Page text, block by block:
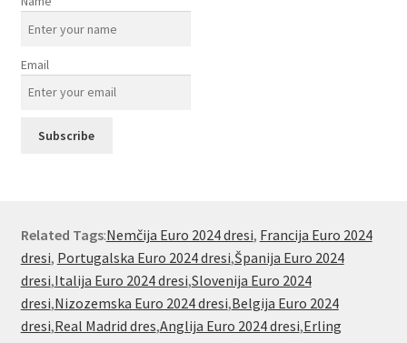
Email
Related Tags:Nemčija Euro 2024 dresi, Francija Euro 2024
dresi, Portugalska Euro 2024 dresi,Španija Euro 2024
dresi,Italija Euro 2024 dresi,Slovenija Euro 2024
dresi,Nizozemska Euro 2024 dresi,Belgija Euro 2024
dresi,Real Madrid dres,Anglija Euro 2024 dresi,Erling